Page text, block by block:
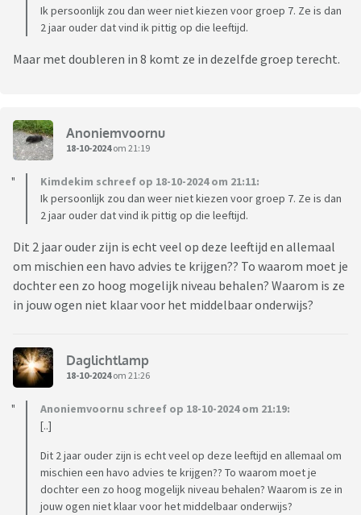
Ik persoonlijk zou dan weer niet kiezen voor groep 7. Ze is dan
2 jaar ouder dat vind ik pittig op die leeftijd.
Maar met doubleren in 8 komt ze in dezelfde groep terecht.
Anoniemvoornu
18-10-2024om 21:19
Kimdekim schreef op 18-10-2024 om 21:11:
Ik persoonlijk zou dan weer niet kiezen voor groep 7. Ze is dan
2 jaar ouder dat vind ik pittig op die leeftijd.
Dit 2 jaar ouder zijn is echt veel op deze leeftijd en allemaal
om mischien een havo advies te krijgen?? To waarom moet je
dochter een zo hoog mogelijk niveau behalen? Waarom is ze
in jouw ogen niet klaar voor het middelbaar onderwijs?
Daglichtlamp
18-10-2024om 21:26
Anoniemvoornu schreef op 18-10-2024 om 21:19:
[..]
Dit 2 jaar ouder zijn is echt veel op deze leeftijd en allemaal om
mischien een havo advies te krijgen?? To waarom moet je
dochter een zo hoog mogelijk niveau behalen? Waarom is ze in
jouw ogen niet klaar voor het middelbaar onderwijs?